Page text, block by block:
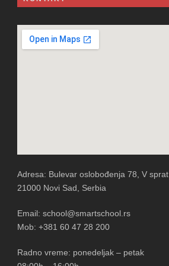
Adresa: Bulevar oslobođenja 78, V sprat
21000 Novi Sad, Serbia
Email: school@smartschool.rs
Mob: +381 60 47 28 200
Radno vreme: ponedeljak – petak